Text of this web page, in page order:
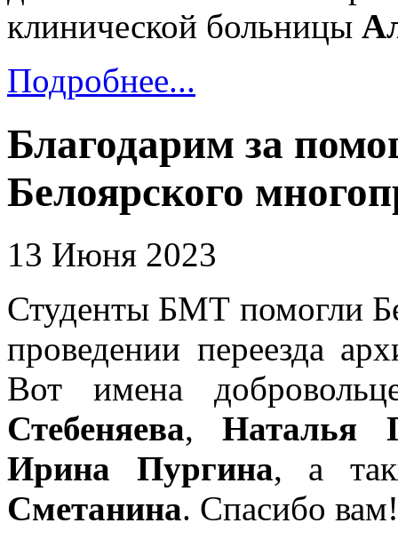
клинической больницы
Подробнее...
Благодарим за
Белоярского
13 Июня 2023
Студенты БМТ помогли
проведении переезда
Вот имена
Стебеняева,Наталья
Ирина Пургина, а
Сметанина. Спасибо вам!